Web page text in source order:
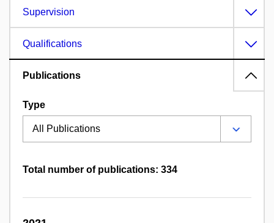
Supervision
Qualifications
Publications
Type
Total number of publications: 334